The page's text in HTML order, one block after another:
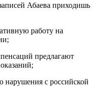
Абаева приходишь
работу на
предлагают
с российской